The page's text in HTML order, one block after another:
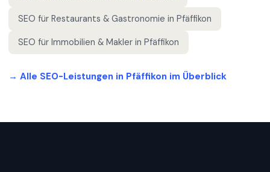
SEO für Restaurants & Gastronomie in Pfäffikon
SEO für Immobilien & Makler in Pfäffikon
→ Alle SEO-Leistungen in Pfäffikon im Überblick